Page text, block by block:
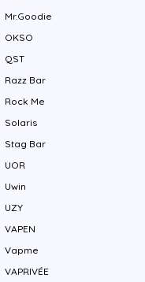
Mr.Goodie
OKSO
QST
Razz Bar
Rock Me
Solaris
Stag Bar
UOR
Uwin
UZY
VAPEN
Vapme
VAPRIVÉE